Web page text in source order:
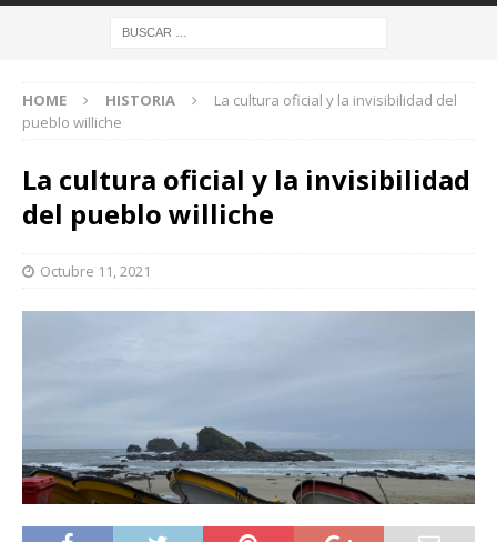
HOME HISTORIA
La cultura oficial y la invisibilidad del
pueblo williche
La cultura oficial y la invisibilidad
del pueblo williche
Octubre 11, 2021